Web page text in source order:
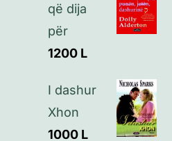
që dija
për
1200 L
I dashur
Xhon
1000 L